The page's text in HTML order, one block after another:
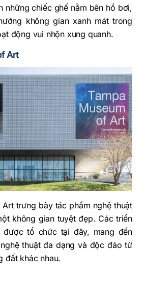
những chiếc ghế nằm bên hồ bơi,
không gian xanh mát trong
động vui nhộn xung quanh.
Art
trưng bày tác phẩm nghệ thuật
không gian tuyệt đẹp. Các triển
được tổ chức tại đây, mang đến
thuật đa dạng và độc đáo từ
đất khác nhau.